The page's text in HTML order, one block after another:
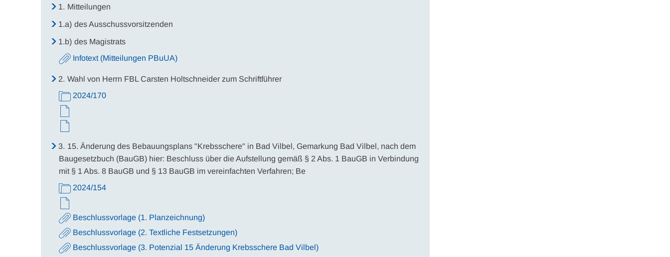
1. Mitteilungen
1.a) des Ausschussvorsitzenden
1.b) des Magistrats
Infotext (Mitteilungen PBuUA)
2. Wahl von Herrn FBL Carsten Holtschneider zum Schriftführer
2024/170
3. 15. Änderung des Bebauungsplans "Krebsschere" in Bad Vilbel, Gemarkung Bad Vilbel, nach dem
Baugesetzbuch (BauGB) hier: Beschluss über die Aufstellung gemäß § 2 Abs. 1 BauGB in Verbindung
mit § 1 Abs. 8 BauGB und § 13 BauGB im vereinfachten Verfahren; Be
2024/154
Beschlussvorlage (1. Planzeichnung)
Beschlussvorlage (2. Textliche Festsetzungen)
Beschlussvorlage (3. Potenzial 15 Änderung Krebsschere Bad Vilbel)